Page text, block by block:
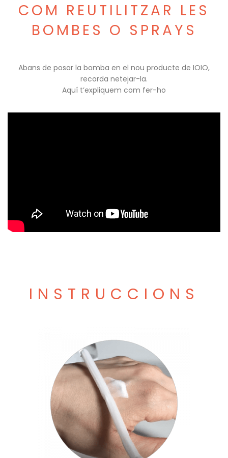
COM REUTILITZAR LES
BOMBES O SPRAYS
Abans de posar la bomba en el nou producte de IOIO,
recorda netejar-la.
Aquí t’expliquem com fer-ho
INSTRUCCIONS